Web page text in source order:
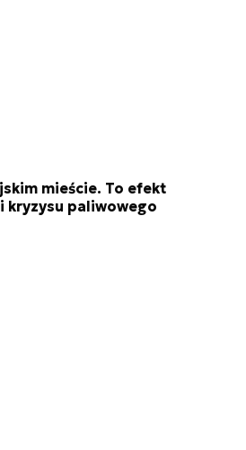
mieście. To efekt
kryzysu paliwowego